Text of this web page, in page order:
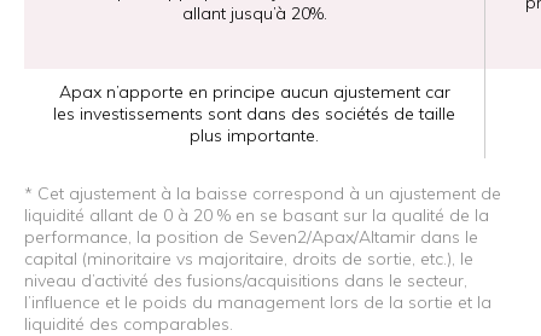
allant jusqu’à 20%.
Apax n’apporte en principe aucun ajustement car
les investissements sont dans des sociétés de taille
plus importante.
* Cet ajustement à la baisse correspond à un ajustement de
liquidité allant de 0 à 20 % en se basant sur la qualité de la
performance, la position de Seven2/Apax/Altamir dans le
capital (minoritaire vs majoritaire, droits de sortie, etc.), le
niveau d’activité des fusions/acquisitions dans le secteur,
l’influence et le poids du management lors de la sortie et la
liquidité des comparables.